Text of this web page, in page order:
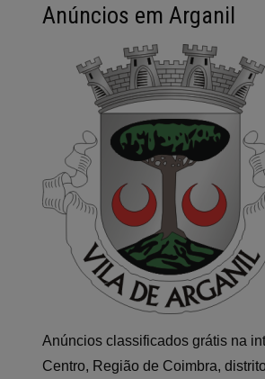
Anúncios em Arganil
Anúncios classificados grátis na
Centro, Região de Coimbra,